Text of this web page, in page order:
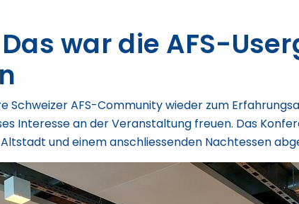
war die AFS-
Schweizer AFS-Community wieder zum
Interesse an der Veranstaltung freuen. Das
und einem anschliessenden Nachtessen